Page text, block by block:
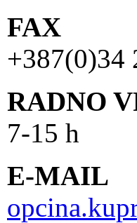
FAX
+387(0)34
RADNO
7-15 h
E-MAIL